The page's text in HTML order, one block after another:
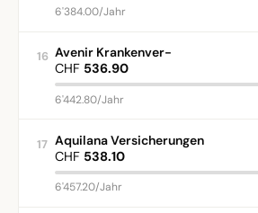
6'384.00/Jahr
16 Avenir Krankenver-
CHF 536.90
6'442.80/Jahr
17 Aquilana Versicherungen
CHF 538.10
6'457.20/Jahr